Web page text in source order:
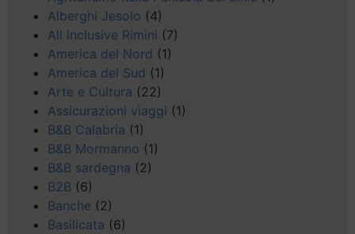
Alberghi Jesolo (4)
All inclusive Rimini (7)
America del Nord (1)
America del Sud (1)
Arte e Cultura (22)
Assicurazioni viaggi (1)
B&B Calabria (1)
B&B Mormanno (1)
B&B sardegna (2)
B2B (6)
Banche (2)
Basilicata (6)